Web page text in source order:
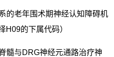
的老年围术期神经认知障碍机
H09的下属代码）
髓与DRG神经元通路治疗神